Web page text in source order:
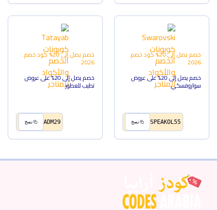
خصم يصل إلى 20% كود خصم
2026
خصم يصل إلى 20% على عروض
سواروفسكي
SPEAKOL55 نسخ
خصم يصل إلى 20% كود خصم
2026
خصم يصل إلى 20% على عروض
تطيب للعطور
ADM29 نسخ